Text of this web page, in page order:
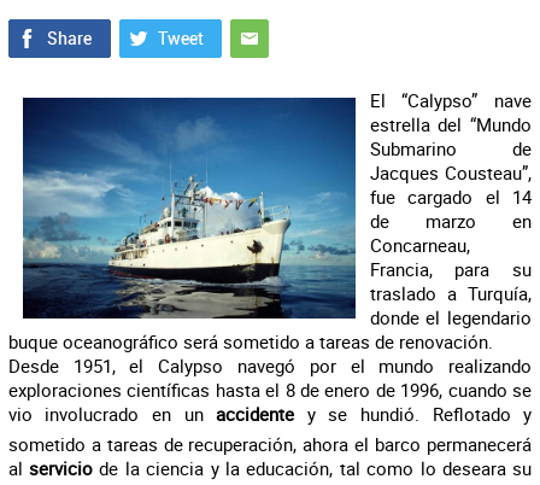
El “Calypso” nave
estrella del “Mundo
Submarino de
Jacques Cousteau”,
fue cargado el 14
de marzo en
Concarneau,
Francia, para su
traslado a Turquía,
donde el legendario
buque oceanográfico será sometido a tareas de renovación.
Desde 1951, el Calypso navegó por el mundo realizando
exploraciones científicas hasta el 8 de enero de 1996, cuando se
vio involucrado en unaccidente y se hundió. Reflotado y
sometido a tareas de recuperación, ahora el barco permanecerá
alservicio de la ciencia y la educación, tal como lo deseara su